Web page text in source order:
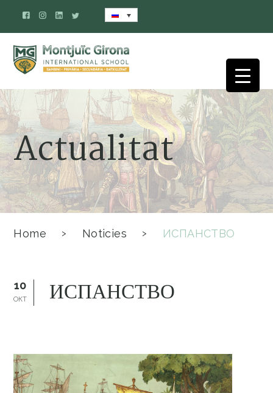
Actualitat
Home > Noticies > ИСПАНСТВО
10
ОКТ ИСПАНСТВО